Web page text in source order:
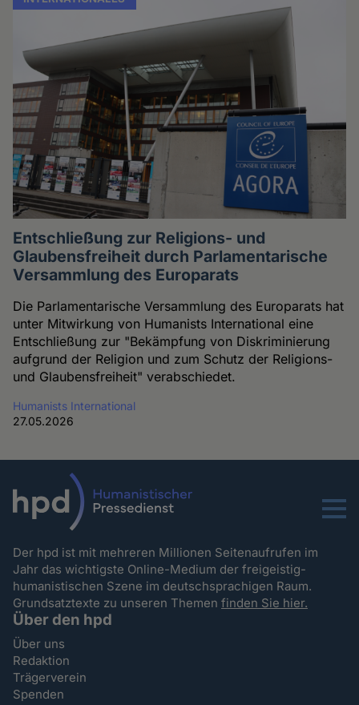
Entschließung zur Religions- und
Glaubensfreiheit durch Parlamentarische
Versammlung des Europarats
Die Parlamentarische Versammlung des Europarats hat
unter Mitwirkung von Humanists International eine
Entschließung zur "Bekämpfung von Diskriminierung
aufgrund der Religion und zum Schutz der Religions-
und Glaubensfreiheit" verabschiedet.
Humanists International
27.05.2026
Menu
Der hpd ist mit mehreren Millionen Seitenaufrufen im
Jahr das wichtigste Online-Medium der freigeistig-
humanistischen Szene im deutschsprachigen Raum.
Grundsatztexte zu unseren Themenfinden Sie hier.
Über den hpd
Über uns
Redaktion
Trägerverein
Spenden